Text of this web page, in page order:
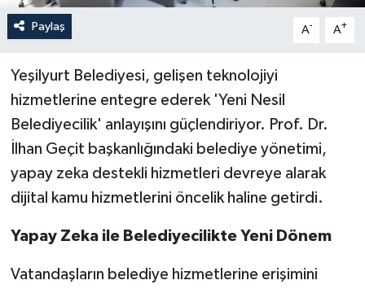
Paylaş A- A+
Yeşilyurt Belediyesi, gelişen teknolojiyi
hizmetlerine entegre ederek 'Yeni Nesil
Belediyecilik' anlayışını güçlendiriyor. Prof. Dr.
İlhan Geçit başkanlığındaki belediye yönetimi,
yapay zeka destekli hizmetleri devreye alarak
dijital kamu hizmetlerini öncelik haline getirdi.
Yapay Zeka ile Belediyecilikte Yeni Dönem
Vatandaşların belediye hizmetlerine erişimini